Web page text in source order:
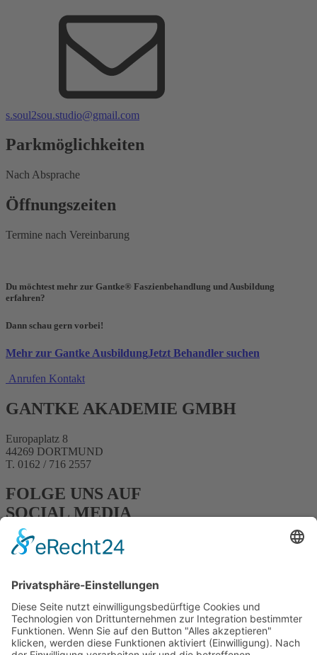
s.soul2sou.studio@gmail.com
Parkmöglichkeiten
Nach Absprache
Öffnungszeiten
Termine nach Vereinbarung
Du möchtest mehr zur Gantke® Faszienbehandlung und Ausbildung
erfahren?
Dann schau gern vorbei!
Mehr zur Gantke AusbildungJetzt Behandler suchen
Anrufen Kontakt
GANTKE AKADEMIE GMBH
Europaplatz 8
44269 DORTMUND
T. 0162 / 716 2557
FOLGE UNS AUF
SOCIAL MEDIA
FACEBOOKINSTAGRAM
KURSE